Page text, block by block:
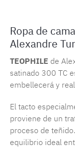
Ropa de
Alexandre
TEOPHILE de
satinado 300 TC
embellecerá y
El tacto
proviene de un
proceso de
equilibrio ideal